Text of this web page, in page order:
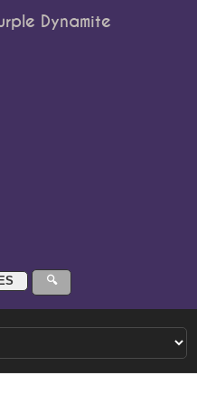
Dynamite